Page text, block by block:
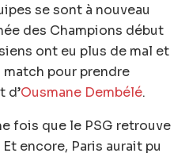
se sont à nouveau
des Champions début
ont eu plus de mal et
pour prendre
d’Ousmane Dembélé.
fois que le PSG retrouve
encore, Paris aurait pu